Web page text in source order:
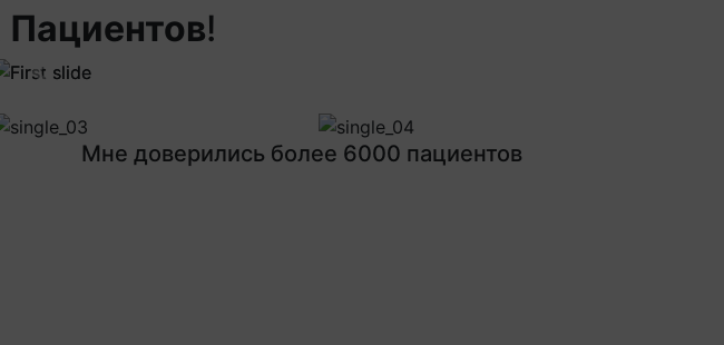
Пациентов!
Previous
Мне доверились более 6000 пациентов